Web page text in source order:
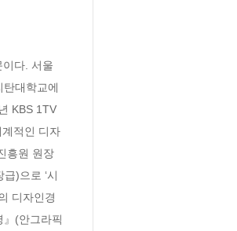
다. 서울
대학교에
KBS 1TV
적인 디자
흥원 원장
)으로 ‘시
디자인경
(안그라픽